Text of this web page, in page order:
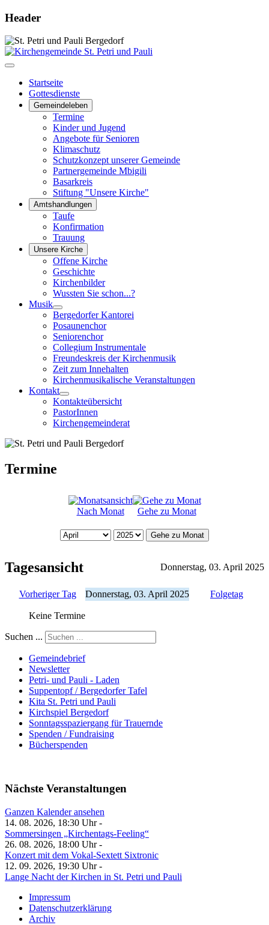
Header
Startseite
Gottesdienste
Gemeindeleben
Termine
Kinder und Jugend
Angebote für Senioren
Klimaschutz
Schutzkonzept unserer Gemeinde
Partnergemeinde Mbigili
Basarkreis
Stiftung "Unsere Kirche"
Amtshandlungen
Taufe
Konfirmation
Trauung
Unsere Kirche
Offene Kirche
Geschichte
Kirchenbilder
Wussten Sie schon...?
Musik
Bergedorfer Kantorei
Posaunenchor
Seniorenchor
Collegium Instrumentale
Freundeskreis der Kirchenmusik
Zeit zum Innehalten
Kirchenmusikalische Veranstaltungen
Kontakt
Kontakteübersicht
PastorInnen
Kirchengemeinderat
Termine
Nach Monat Gehe zu Monat
Gehe zu Monat
Tagesansicht Donnerstag, 03. April 2025
Vorheriger Tag Donnerstag, 03. April 2025 Folgetag
Keine Termine
Suchen ...
Gemeindebrief
Newsletter
Petri- und Pauli - Laden
Suppentopf / Bergedorfer Tafel
Kita St. Petri und Pauli
Kirchspiel Bergedorf
Sonntagsspaziergang für Trauernde
Spenden / Fundraising
Bücherspenden
Nächste Veranstaltungen
Ganzen Kalender ansehen
14. 08. 2026, 18:30 Uhr -
Sommersingen „Kirchentags-Feeling“
26. 08. 2026, 18:00 Uhr -
Konzert mit dem Vokal-Sextett Sixtronic
12. 09. 2026, 19:30 Uhr -
Lange Nacht der Kirchen in St. Petri und Pauli
Impressum
Datenschutzerklärung
Archiv